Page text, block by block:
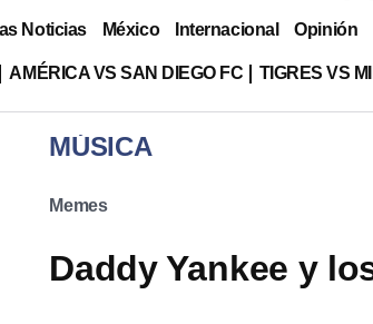
Noticias México Internacional Opinión
AMÉRICA VS SAN DIEGO FC TIGRES VS
MÚSICA
Memes
Daddy Yankee y